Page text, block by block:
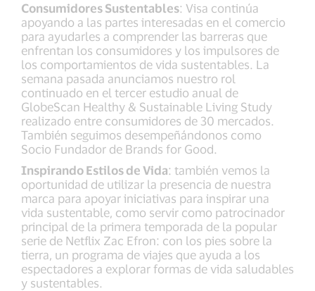
Consumidores Sustentables: Visa continúa
apoyando a las partes interesadas en el comercio
para ayudarles a comprender las barreras que
enfrentan los consumidores y los impulsores de
los comportamientos de vida sustentables. La
semana pasada anunciamos nuestro rol
continuado en el tercer estudio anual de
GlobeScan Healthy & Sustainable Living Study
realizado entre consumidores de 30 mercados.
También seguimos desempeñándonos como
Socio Fundador de Brands for Good.
Inspirando Estilos de Vida: también vemos la
oportunidad de utilizar la presencia de nuestra
marca para apoyar iniciativas para inspirar una
vida sustentable, como servir como patrocinador
principal de la primera temporada de la popular
serie de Netflix Zac Efron: con los pies sobre la
tierra, un programa de viajes que ayuda a los
espectadores a explorar formas de vida saludables
y sustentables.